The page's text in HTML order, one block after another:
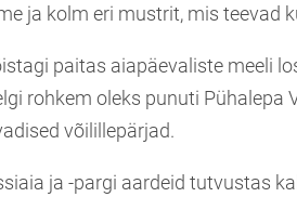
ja kolm eri mustrit, mis teevad
paitas aiapäevaliste meeli
rohkem oleks punuti Pühalepa
võilillepärjad.
ja -pargi aardeid tutvustas